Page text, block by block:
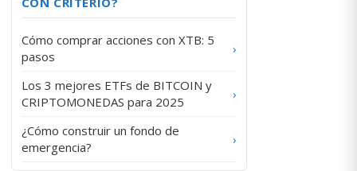
Cómo comprar acciones con XTB: 5
pasos
›
Los 3 mejores ETFs de BITCOIN y
CRIPTOMONEDAS para 2025
›
¿Cómo construir un fondo de
emergencia?
›